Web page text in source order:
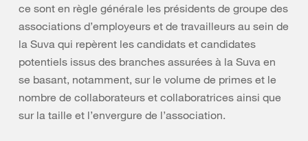
ce sont en règle générale les présidents de groupe des
associations d’employeurs et de travailleurs au sein de
la Suva qui repèrent les candidats et candidates
potentiels issus des branches assurées à la Suva en
se basant, notamment, sur le volume de primes et le
nombre de collaborateurs et collaboratrices ainsi que
sur la taille et l’envergure de l’association.